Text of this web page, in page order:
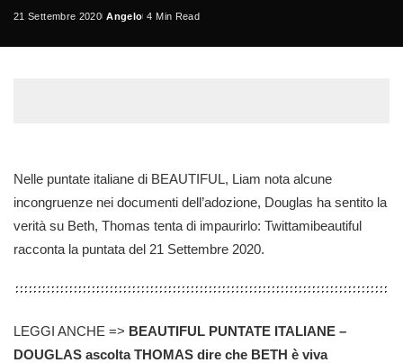
21 Settembre 2020
Posted
Angelo 4 Min Read
Nelle puntate italiane di BEAUTIFUL, Liam nota alcune
incongruenze nei documenti dell’adozione, Douglas ha sentito la
verità su Beth, Thomas tenta di impaurirlo: Twittamibeautiful
racconta la puntata del 21 Settembre 2020.
LEGGI ANCHE => BEAUTIFUL PUNTATE ITALIANE –
DOUGLAS ascolta THOMAS dire che BETH è viva